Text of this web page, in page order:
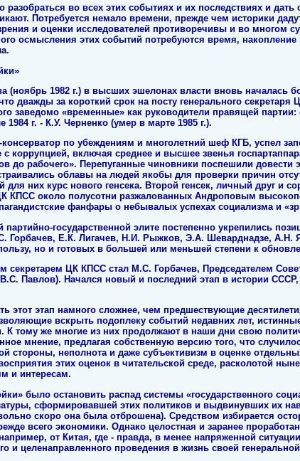
разобраться во всех этих событиях и их последствиях и
Потребуется немало времени, прежде чем историки
и оценки исследователей противоречивы и во многом
осмысления этих событий потребуются время,
(ноябрь 1982 г.) в высших эшелонах власти вновь началась
дважды за короткий срок на посту генерального
заведомо «временные» как руководители правящей
1984 г. - К.У. Черненко (умер в марте 1985 г.).
по убеждениям и многолетний шеф КГБ, успел
коррупцией, включая среднее и высшее звенья
до рабочего». Перепуганные чиновники поспешили довести
облавы на людей якобы для проверки причин
для них курс нового генсека. Второй генсек, личный друг и
КПСС около полусотни разжалованных Андроповым
фанфары о небывалых успехах социализма и
государственной элите постепенно укрепились
Горбачев, Е.К. Лигачев, Н.И. Рыжков, Э.А. Шеварднадзе, А.Н.
но и готовых в большей или меньшей степени к
секретарем ЦК КПСС стал М.С. Горбачев, Председателем
В.С. Павлов). Начался новый и последний этап в истории
этот этап намного сложнее, чем предшествующие
вскрыть подоплеку событий недавних лет,
К тому же многие из них продолжают в наши дни свою
мнение, предлагая собственную версию того, что
стороны, неполнота и даже субъективизм в оценке
этих оценок в читательской среде, расколотой
и интересам.
было остановить распад системы «государственного
сформировавшей этих политиков и выдвинувших их
скоро она была отброшена). Средством избирается
всего экономики. Однако целостная и заранее
от Китая, где - правда, в менее напряженной
и целенаправленного проведения в жизнь своей